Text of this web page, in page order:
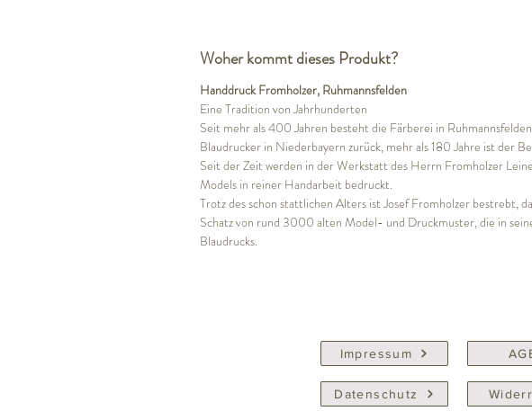
Woher kommt dieses Produkt?
Handdruck Fromholzer, Ruhmannsfelden
Eine Tradition von Jahrhunderten
Seit mehr als 400 Jahren besteht die Färberei in
Blaudrucker in Niederbayern zurück, mehr als 180 Jahre ist der
Seit der Zeit werden in der Werkstatt des Herrn Fromholzer
Models in reiner Handarbeit bedruckt.
Trotz des schon stattlichen Alters ist Josef Fromholzer bestrebt,
Schatz von rund 3000 alten Model- und Druckmuster, die in
Blaudrucks.
Impressum
Datenschutz